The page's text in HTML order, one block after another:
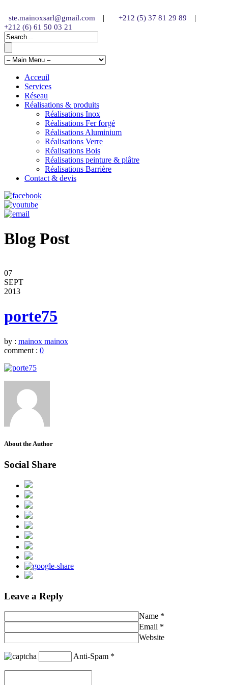
ste.mainoxsarl@gmail.com | +212 (5) 37 81 29 89 |
+212 (6) 61 50 03 21
Acceuil
Services
Réseau
Réalisations & produits
Réalisations Inox
Réalisations Fer forgé
Réalisations Aluminium
Réalisations Verre
Réalisations Bois
Réalisations peinture & plâtre
Réalisations Barrière
Contact & devis
Blog Post
07
SEPT
2013
porte75
by : mainox mainox
comment : 0
About the Author
Social Share
Leave a Reply
Name *
Email *
Website
Anti-Spam *